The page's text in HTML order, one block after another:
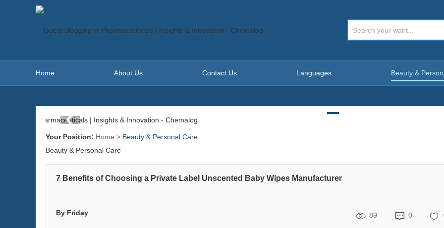
Home About Us Contact Us Languages Beauty &
Your Position: Home > Beauty & Personal Care
Beauty & Personal Care
7 Benefits of Choosing a Private Label Unscented Baby Wipes Manufacturer
By Friday 89 0